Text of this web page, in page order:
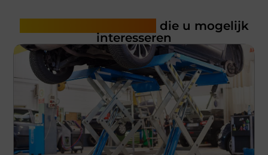
die u mogelijk
interesseren